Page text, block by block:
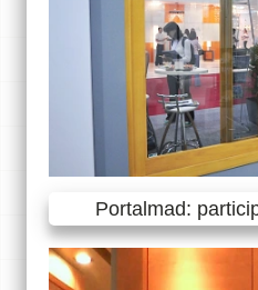
Portalmad: